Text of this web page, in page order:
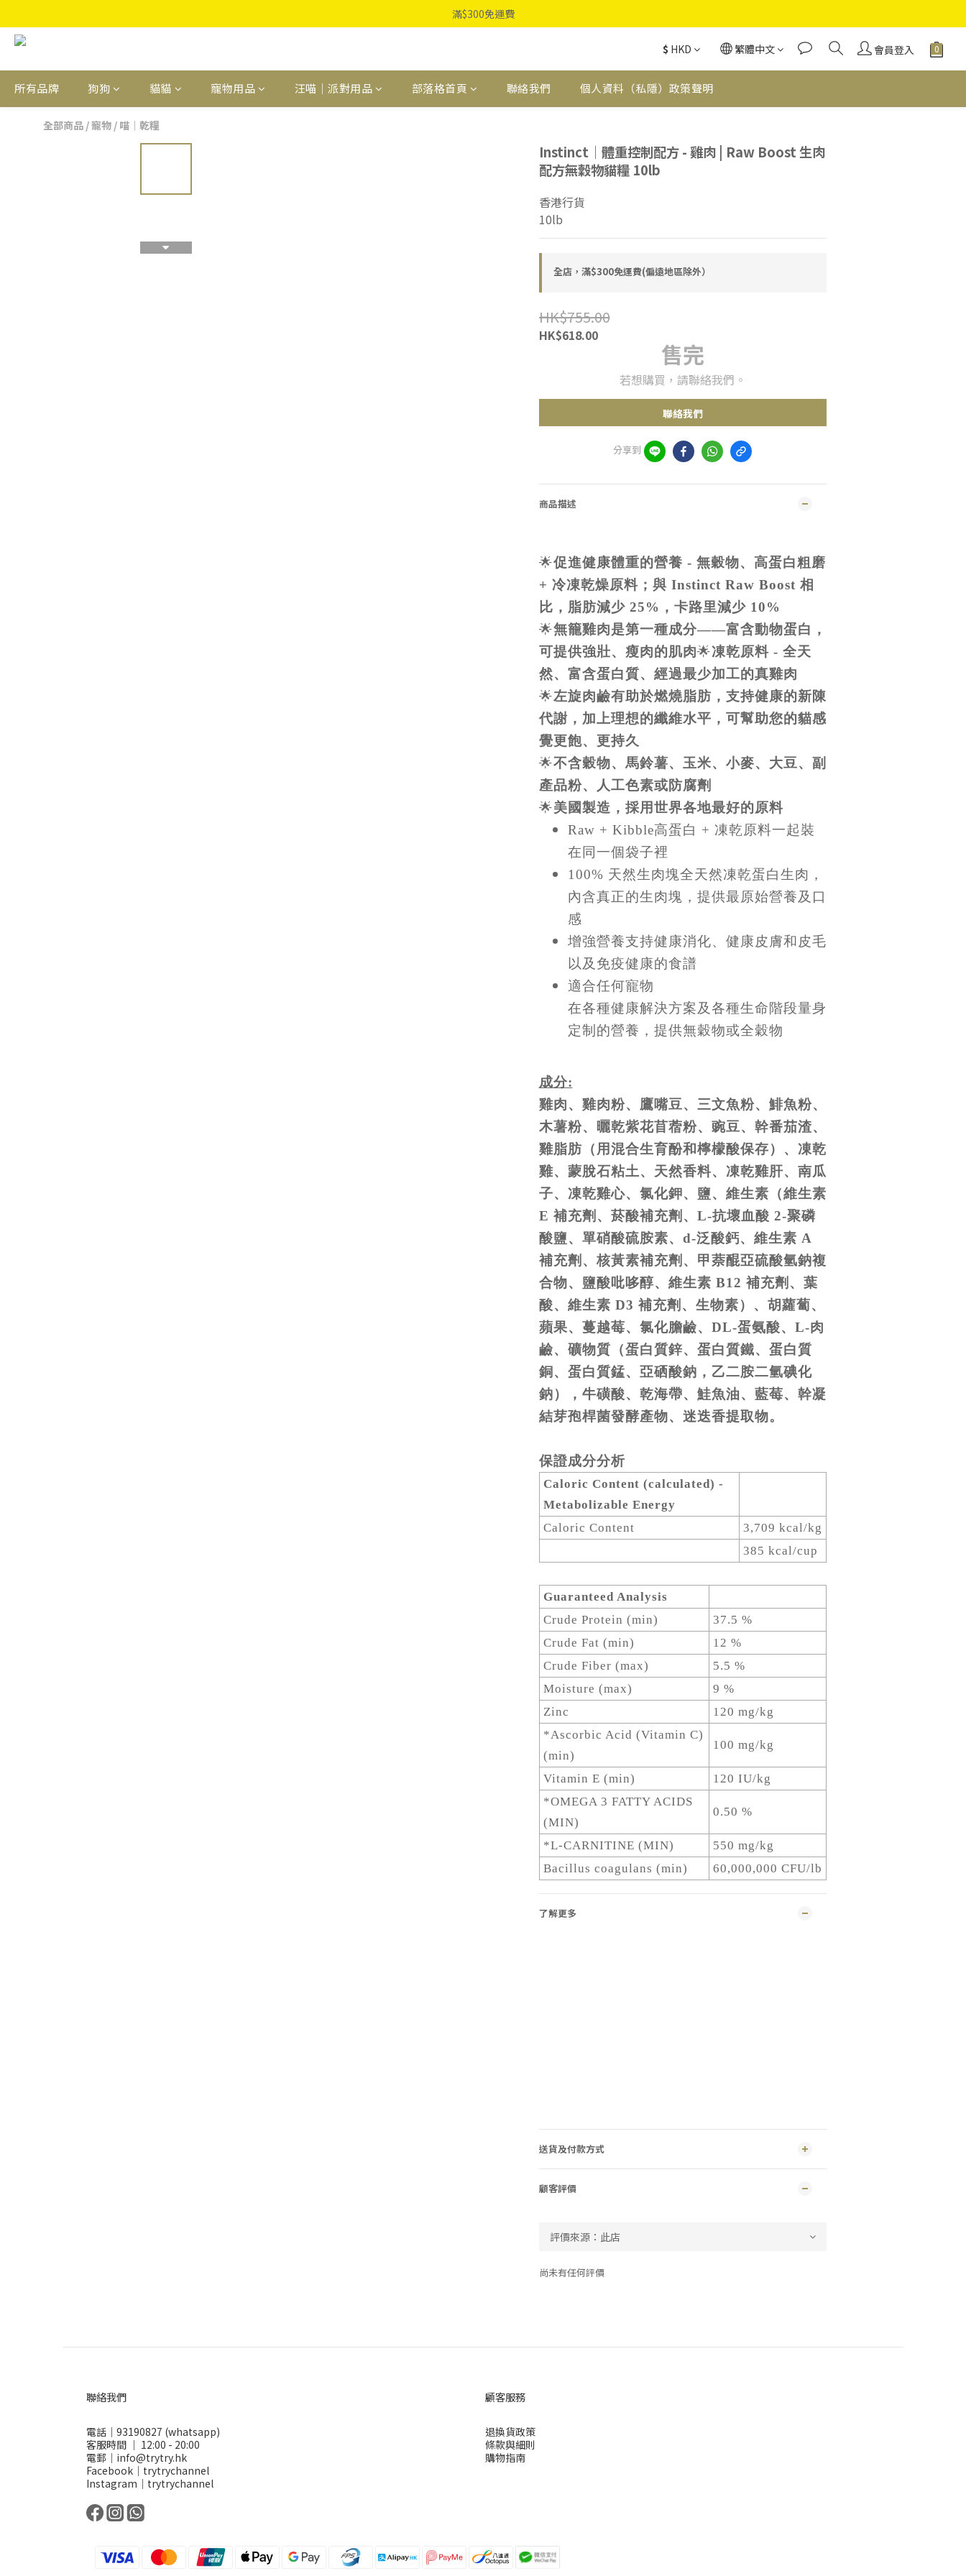
滿$300免運費
$ HKD 繁體中文 會員登入
所有品牌 狗狗 貓貓 寵物用品 汪喵｜派對用品 部落格首頁 聯絡我們 個人資料（私隱）政策聲明
全部商品 /寵物 / 喵｜乾糧
Instinct｜體重控制配方 - 雞肉 | Raw Boost 生肉
配方無穀物貓糧 10lb
香港行貨
10lb
全店，滿$300免運費(偏遠地區除外）
HK$755.00
HK$618.00
售完
若想購買，請聯絡我們。
聯絡我們
分享到
商品描述
🌟促進健康體重的營養 - 無穀物、高蛋白粗磨
+ 冷凍乾燥原料；與 Instinct Raw Boost 相
比，脂肪減少 25%，卡路里減少 10%
🌟無籠雞肉是第一種成分——富含動物蛋白，
可提供強壯、瘦肉的肌肉🌟凍乾原料 - 全天
然、富含蛋白質、經過最少加工的真雞肉
🌟左旋肉鹼有助於燃燒脂肪，支持健康的新陳
代謝，加上理想的纖維水平，可幫助您的貓感
覺更飽、更持久
🌟不含穀物、馬鈴薯、玉米、小麥、大豆、副
產品粉、人工色素或防腐劑
🌟美國製造，採用世界各地最好的原料
Raw + Kibble高蛋白 + 凍乾原料一起裝
在同一個袋子裡
100% 天然生肉塊全天然凍乾蛋白生肉，
內含真正的生肉塊，提供最原始營養及口
感
增強營養支持健康消化、健康皮膚和皮毛
以及免疫健康的食譜
適合任何寵物
在各種健康解決方案及各種生命階段量身
定制的營養，提供無穀物或全穀物
成分:
雞肉、雞肉粉、鷹嘴豆、三文魚粉、鯡魚粉、
木薯粉、曬乾紫花苜蓿粉、豌豆、幹番茄渣、
雞脂肪（用混合生育酚和檸檬酸保存）、凍乾
雞、蒙脫石粘土、天然香料、凍乾雞肝、南瓜
子、凍乾雞心、氯化鉀、鹽、維生素（維生素
E 補充劑、菸酸補充劑、L-抗壞血酸 2-聚磷
酸鹽、單硝酸硫胺素、d-泛酸鈣、維生素 A
補充劑、核黃素補充劑、甲萘醌亞硫酸氫鈉複
合物、鹽酸吡哆醇、維生素 B12 補充劑、葉
酸、維生素 D3 補充劑、生物素）、胡蘿蔔、
蘋果、蔓越莓、氯化膽鹼、DL-蛋氨酸、L-肉
鹼、礦物質（蛋白質鋅、蛋白質鐵、蛋白質
銅、蛋白質錳、亞硒酸鈉，乙二胺二氫碘化
鈉），牛磺酸、乾海帶、鮭魚油、藍莓、幹凝
結芽孢桿菌發酵產物、迷迭香提取物。
保證成分分析
Caloric Content (calculated) -
Metabolizable Energy
Caloric Content
3,709 kcal/kg
385 kcal/cup
Guaranteed Analysis
Crude Protein (min)
37.5 %
Crude Fat (min)
12 %
Crude Fiber (max)
5.5 %
Moisture (max)
9 %
Zinc
120 mg/kg
*Ascorbic Acid (Vitamin C)
(min)
100 mg/kg
Vitamin E (min)
120 IU/kg
*OMEGA 3 FATTY ACIDS
(MIN)
0.50 %
*L-CARNITINE (MIN)
550 mg/kg
Bacillus coagulans (min)
60,000,000 CFU/lb
了解更多
送貨及付款方式
顧客評價
尚未有任何評價
聯絡我們
電話｜93190827 (whatsapp)
客服時間 ｜ 12:00 - 20:00
電郵｜info@trytry.hk
Facebook｜trytrychannel
Instagram｜trytrychannel
顧客服務
退換貨政策
條款與細則
購物指南